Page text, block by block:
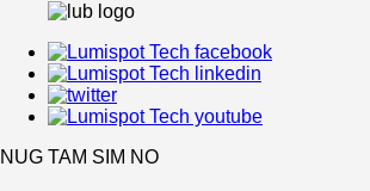
NUG TAM SIM NO